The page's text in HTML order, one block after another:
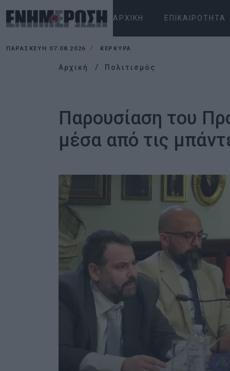
ΑΡΧΙΚΉ ΕΠΙΚΑΙΡΌΤΗΤΑ
ΠΑΡΑΣΚΕΥΉ 07.08.2026 ΚΕΡΚΥΡΑ
Αρχική Πολιτισμός
Παρουσίαση του
μέσα από τις